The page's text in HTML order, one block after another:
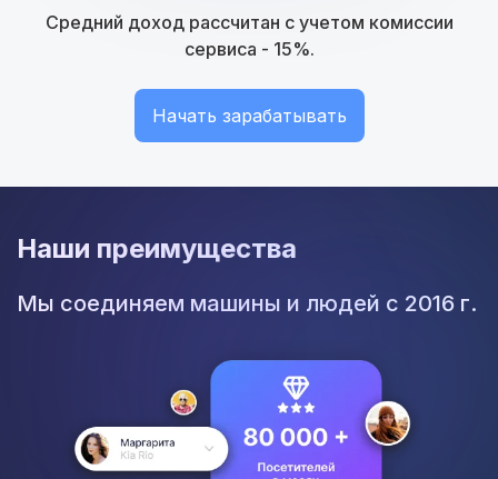
Средний доход рассчитан с учетом комиссии
сервиса - 15%.
Начать зарабатывать
Наши преимущества
Мы соединяем машины и людей с 2016 г.